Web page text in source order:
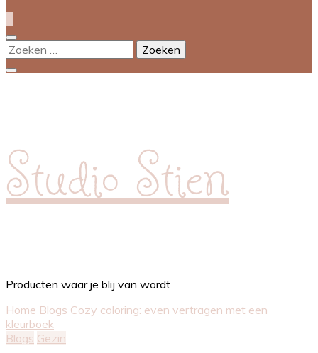
Zoeken
naar:
Studio Stien
Producten waar je blij van wordt
Home Blogs Cozy coloring: even vertragen met een
kleurboek
Blogs Gezin